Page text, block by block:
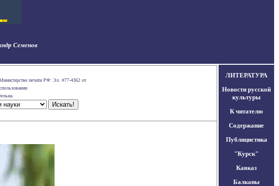
Семенов
печати РФ: Эл. #77-4362 от
ЛИТЕРАТУРА
Новости русской
культуры
К читателю
Содержание
Публицистика
"Курск"
Кавказ
Балканы